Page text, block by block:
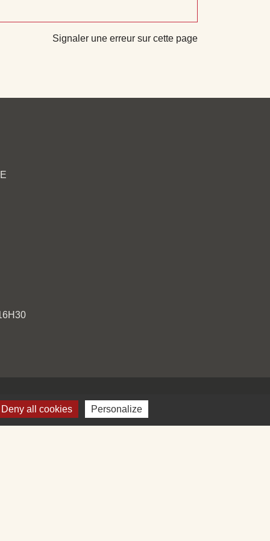
Signaler une erreur sur cette page
Deny all cookies Personalize